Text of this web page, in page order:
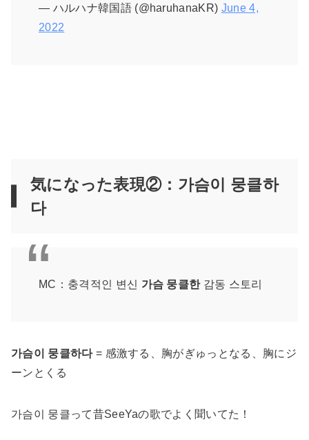
— ハルハナ韓国語 (@haruhanaKR) June 4,
2022
気になった表現②：가슴이 뭉클하
다
MC：충격적인 변신 가슴 뭉클한 감동 스토리
가슴이 뭉클하다= 感激する、胸がぎゅっとなる、胸にジ
ーンとくる
가슴이 뭉클って昔SeeYaの歌でよく聞いてた！